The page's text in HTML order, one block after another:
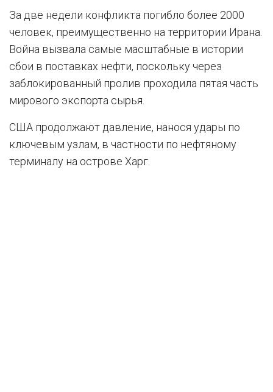
За две недели конфликта погибло более 2000
человек, преимущественно на территории Ирана.
Война вызвала самые масштабные в истории
сбои в поставках нефти, поскольку через
заблокированный пролив проходила пятая часть
мирового экспорта сырья.
США продолжают давление, нанося удары по
ключевым узлам, в частности по нефтяному
терминалу на острове Харг.